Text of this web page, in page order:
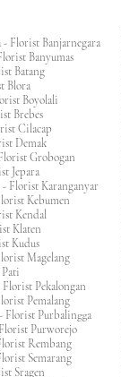
- Florist Banjarnegara
Banyumas
Batang
Blora
Boyolali
Brebes
Cilacap
Demak
Grobogan
Jepara
- Florist Karanganyar
Kebumen
Kendal
Klaten
Kudus
Magelang
Pati
Florist Pekalongan
Pemalang
Florist Purbalingga
Purworejo
Rembang
Semarang
Sragen